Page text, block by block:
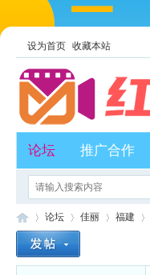
设为首页 收藏本站
论坛 推广合作
论坛 佳丽 福建